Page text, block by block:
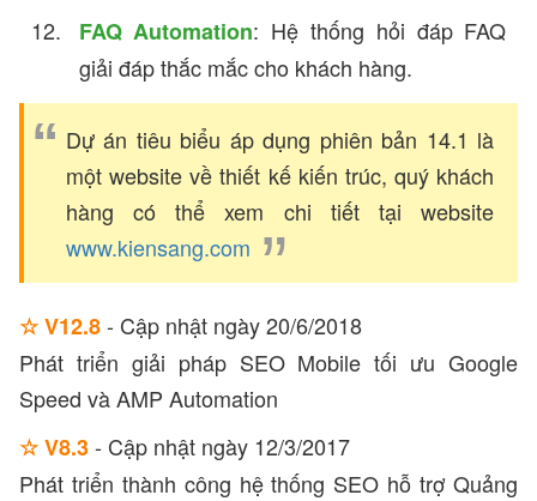
FAQ Automation: Hệ thống hỏi đáp FAQ
giải đáp thắc mắc cho khách hàng.
Dự án tiêu biểu áp dụng phiên bản 14.1 là
một website về thiết kế kiến trúc, quý khách
hàng có thể xem chi tiết tại website
www.kiensang.com
☆ V12.8- Cập nhật ngày 20/6/2018
Phát triển giải pháp SEO Mobile tối ưu Google
Speed và AMP Automation
☆ V8.3- Cập nhật ngày 12/3/2017
Phát triển thành công hệ thống SEO hỗ trợ Quảng